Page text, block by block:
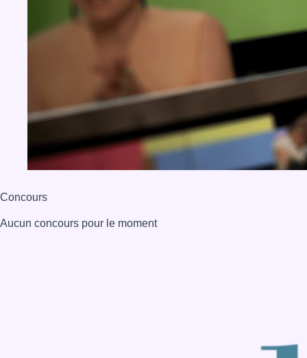
Concours
Aucun concours pour le moment